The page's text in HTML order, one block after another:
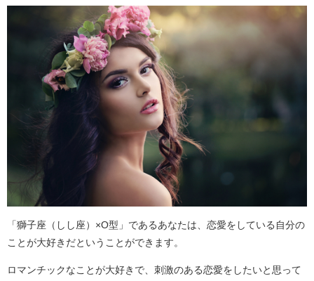
「獅子座（しし座）×O型」であるあなたは、恋愛をしている自分の
ことが大好きだということができます。
ロマンチックなことが大好きで、刺激のある恋愛をしたいと思って